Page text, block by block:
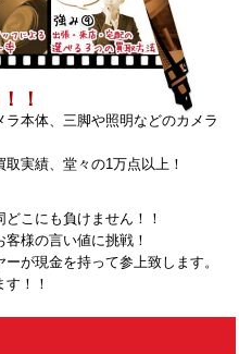
！
本体、三脚や照明などのカメラ
実績、堂々の1万点以上！
こにも負けません！！
様の言い値に挑戦！
が現金を持って参上致します。
！！